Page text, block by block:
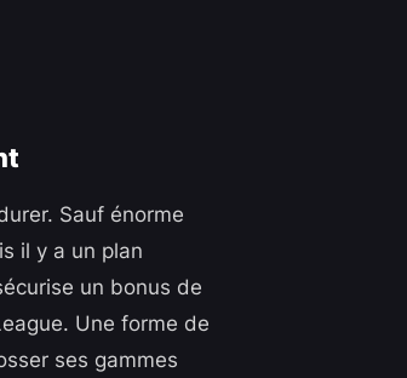
Sauf énorme
il y a un plan
un bonus de
Une forme de
ses gammes